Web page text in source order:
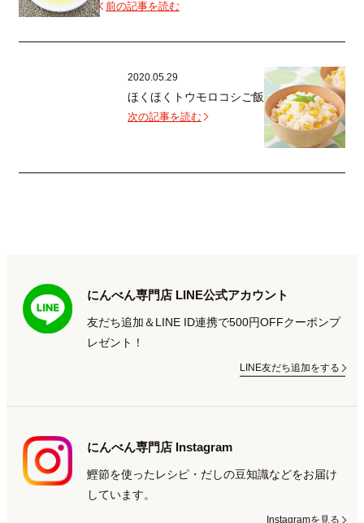
前の記事を読む
2020.05.29
ほくほくトウモロコシご飯
次の記事を読む
にんべん専門店 LINE公式アカウント
友だち追加＆LINE ID連携で500円OFFクーポンプ
レゼント！
LINE友だち追加をする
にんべん専門店 Instagram
鰹節を使ったレシピ・だしの豆知識などをお届け
しています。
Instagramを見る